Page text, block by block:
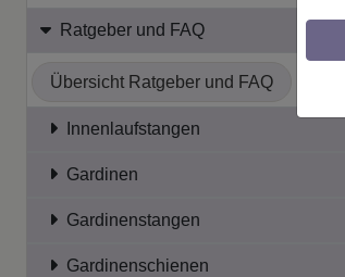
Ratgeber und FAQ
Übersicht Ratgeber und FAQ
Innenlaufstangen
Gardinen
Gardinenstangen
Gardinenschienen